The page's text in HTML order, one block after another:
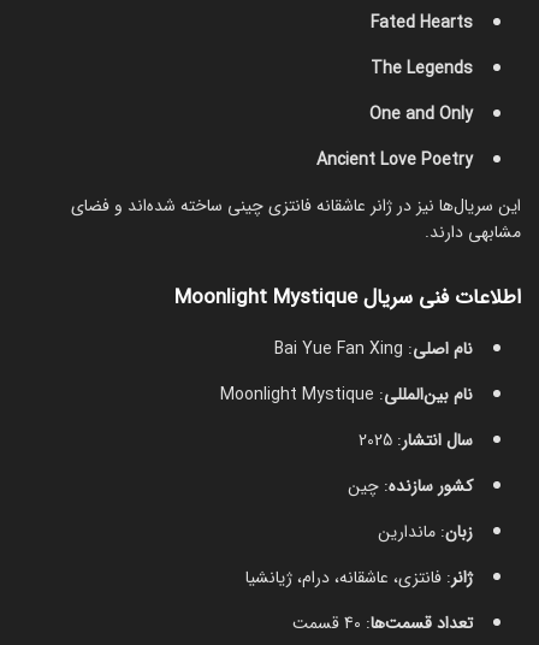
Fated Hearts
The Legends
One and Only
Ancient Love Poetry
این سریال‌ها نیز در ژانر عاشقانه فانتزی چینی ساخته شده‌اند و فضای
مشابهی دارند.
اطلاعات فنی سریال Moonlight Mystique
نام اصلی: Bai Yue Fan Xing
نام بین‌المللی: Moonlight Mystique
سال انتشار: 2025
کشور سازنده: چین
زبان: ماندارین
ژانر: فانتزی، عاشقانه، درام، ژیانشیا
تعداد قسمت‌ها: 40 قسمت